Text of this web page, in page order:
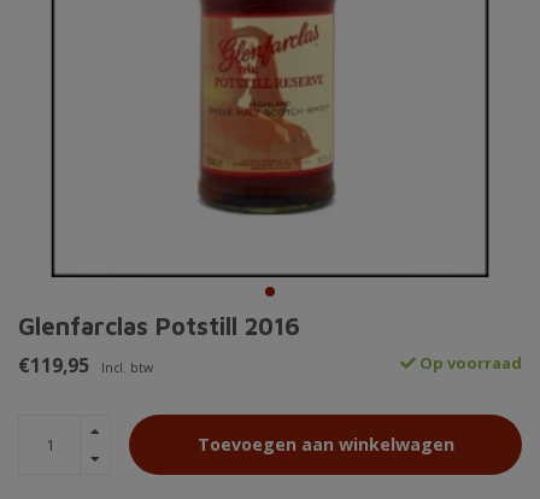
Glenfarclas Potstill 2016
€119,95 Incl. btw Op voorraad
Toevoegen aan winkelwagen